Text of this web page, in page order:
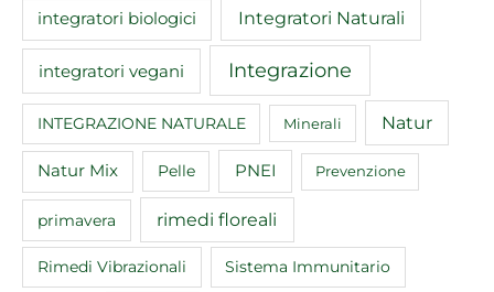
integratori biologici Integratori Naturali
integratori vegani Integrazione
INTEGRAZIONE NATURALE Minerali Natur
Natur Mix Pelle PNEI Prevenzione
primavera rimedi floreali
Rimedi Vibrazionali Sistema Immunitario